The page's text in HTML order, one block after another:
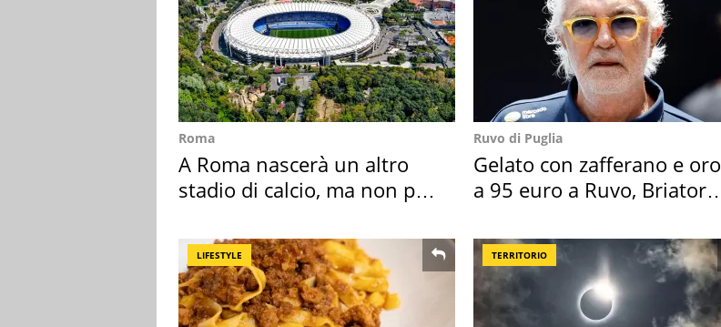
Roma
A Roma nascerà un altro
stadio di calcio, ma non per
Ruvo di Puglia
Gelato con zafferano e oro
a 95 euro a Ruvo, Briatore
LIFESTYLE TERRITORIO